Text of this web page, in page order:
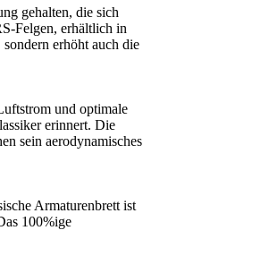
gehalten, die sich
Felgen, erhältlich in
erhöht auch die
und optimale
erinnert. Die
sein aerodynamisches
Armaturenbrett ist
100%ige